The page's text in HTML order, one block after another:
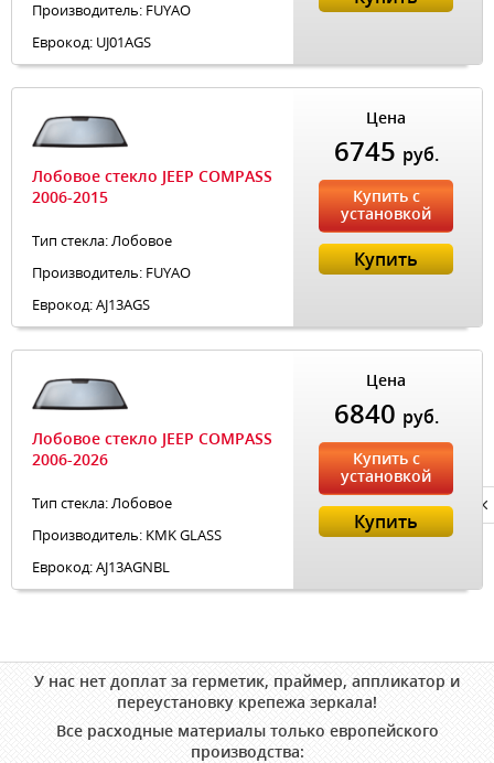
Производитель: FUYAO
Еврокод: UJ01AGS
Лобовое стекло JEEP COMPASS
2006-2015
Тип стекла: Лобовое
Производитель: FUYAO
Еврокод: AJ13AGS
Цена
6745 руб.
Купить с
установкой
Купить
Лобовое стекло JEEP COMPASS
2006-2026
Тип стекла: Лобовое
Производитель: KMK GLASS
Еврокод: AJ13AGNBL
Цена
6840 руб.
Купить с
установкой
Купить
У нас нет доплат за герметик, праймер, аппликатор и
переустановку крепежа зеркала!
Все расходные материалы только европейского
производства:
Privacy notice